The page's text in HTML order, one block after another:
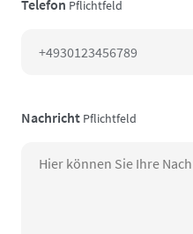
Telefon Pflichtfeld
Nachricht Pflichtfeld